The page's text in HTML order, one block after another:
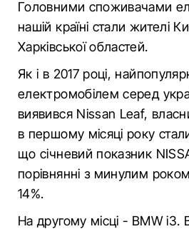
Головними споживачами
нашій країні стали жителі
Харківської областей.
Як і в 2017 році,
електромобілем серед
виявився Nissan Leaf,
в першому місяці року
що січневий показник
порівнянні з минулим
14%.
На другому місці - BMW i3. В